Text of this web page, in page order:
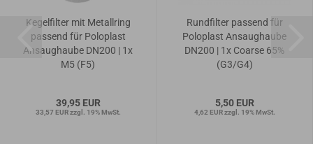
Kegelfilter mit Metallring
passend für Poloplast
Ansaughaube DN200 | 1x
M5 (F5)
39,95 EUR
33,57 EUR zzgl. 19% MwSt.
Rundfilter passend für
Poloplast Ansaughaube
DN200 | 1x Coarse 65%
(G3/G4)
5,50 EUR
4,62 EUR zzgl. 19% MwSt.